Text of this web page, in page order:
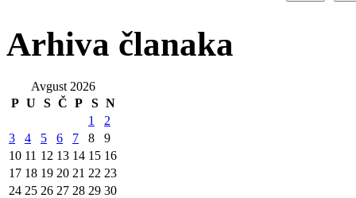
Arhiva članaka
Avgust 2026
P U S Č P S N
1
2
3
4 5 6 7 8
9
10 11 12 13 14 15 16
17 18 19 20 21 22 23
24 25 26 27 28 29 30